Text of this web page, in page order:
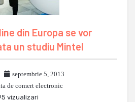
din Europa se vor
un studiu Mintel
septembrie 5, 2013
de comert electronic
vizualizari